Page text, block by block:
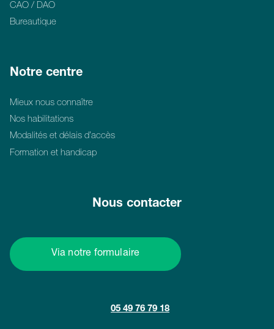
CAO / DAO
Bureautique
Notre centre
Mieux nous connaître
Nos habilitations
Modalités et délais d’accès
Formation et handicap
Nous contacter
Via notre formulaire
05 49 76 79 18